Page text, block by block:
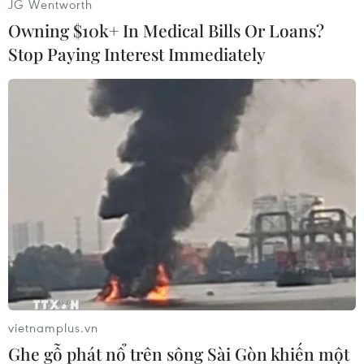
#ma túy Mexico
JG Wentworth
Owning $10k+ In Medical Bills Or Loans?
Stop Paying Interest Immediately
vietnamplus.vn
Ghe gỗ phát nổ trên sông Sài Gòn khiến một